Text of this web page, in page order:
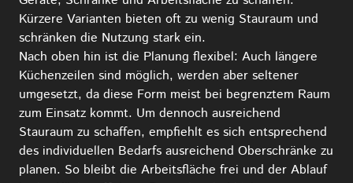
Kürzere Varianten bieten oft zu wenig Stauraum und
schränken die Nutzung stark ein.
Nach oben hin ist die Planung flexibel: Auch längere
Küchenzeilen sind möglich, werden aber seltener
umgesetzt, da diese Form meist bei begrenztem Raum
zum Einsatz kommt. Um dennoch ausreichend
Stauraum zu schaffen, empfiehlt es sich entsprechend
des individuellen Bedarfs ausreichend Oberschränke zu
planen. So bleibt die Arbeitsfläche frei und der Ablauf